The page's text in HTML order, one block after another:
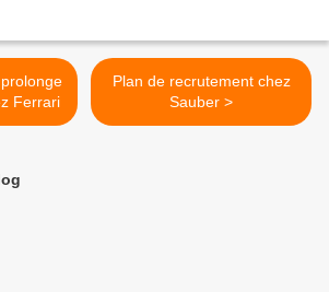
Ferrari
Plan de recrutement chez
Sauber >